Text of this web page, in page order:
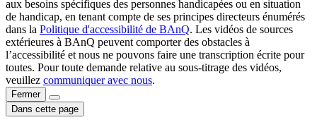
aux besoins spécifiques des personnes handicapées ou en situation
de handicap, en tenant compte de ses principes directeurs énumérés
dans la Politique d'accessibilité de BAnQ. Les vidéos de sources
extérieures à BAnQ peuvent comporter des obstacles à
l’accessibilité et nous ne pouvons faire une transcription écrite pour
toutes. Pour toute demande relative au sous-titrage des vidéos,
veuillez communiquer avec nous.
Fermer
Dans cette page